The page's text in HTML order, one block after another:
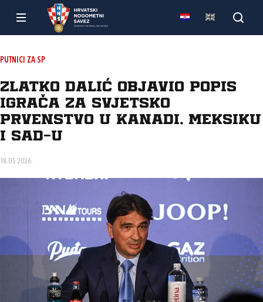
PUTNICI ZA SP
Zlatko Dalić objavio popis
igrača za Svjetsko
prvenstvo u Kanadi, Meksiku
i SAD-u
18.05.2026.